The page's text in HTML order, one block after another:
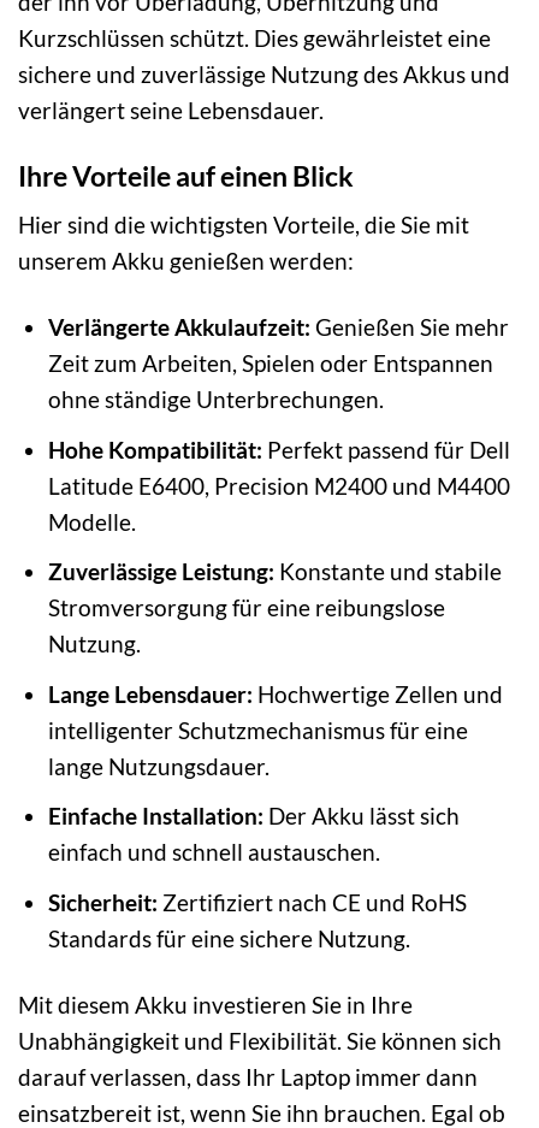
Kurzschlüssen schützt. Dies gewährleistet eine
sichere und zuverlässige Nutzung des Akkus und
verlängert seine Lebensdauer.
Ihre Vorteile auf einen Blick
Hier sind die wichtigsten Vorteile, die Sie mit
unserem Akku genießen werden:
Verlängerte Akkulaufzeit: Genießen Sie mehr
Zeit zum Arbeiten, Spielen oder Entspannen
ohne ständige Unterbrechungen.
Hohe Kompatibilität: Perfekt passend für Dell
Latitude E6400, Precision M2400 und M4400
Modelle.
Zuverlässige Leistung: Konstante und stabile
Stromversorgung für eine reibungslose
Nutzung.
Lange Lebensdauer: Hochwertige Zellen und
intelligenter Schutzmechanismus für eine
lange Nutzungsdauer.
Einfache Installation: Der Akku lässt sich
einfach und schnell austauschen.
Sicherheit: Zertifiziert nach CE und RoHS
Standards für eine sichere Nutzung.
Mit diesem Akku investieren Sie in Ihre
Unabhängigkeit und Flexibilität. Sie können sich
darauf verlassen, dass Ihr Laptop immer dann
einsatzbereit ist, wenn Sie ihn brauchen. Egal ob